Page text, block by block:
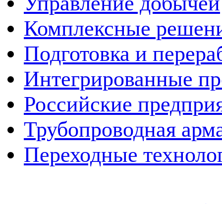
Комплексные
Подготовка и
Интегрированные
Российские
Трубопроводная
Переходные